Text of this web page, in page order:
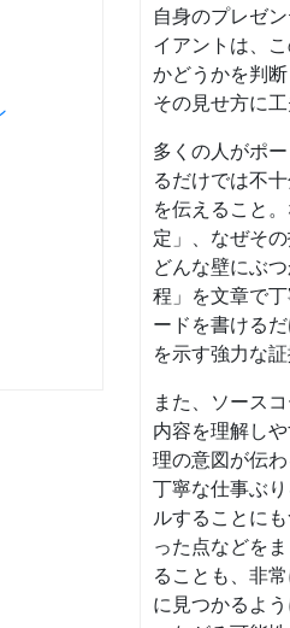
自身のプレゼ
イアントは、
かどうかを判
その見せ方に
多くの人がポ
るだけでは不
を伝えること
定」、なぜそ
どんな壁にぶ
程」を文章で
ードを書ける
を示す強力な証
また、ソース
内容を理解し
理の意図が伝
丁寧な仕事ぶ
ルすることに
った点などを
ることも、非
に見つかるよ